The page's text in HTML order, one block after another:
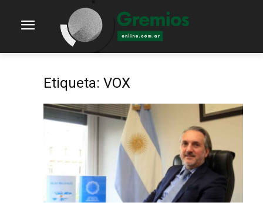
Etiqueta: VOX